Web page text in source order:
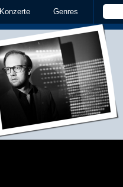
Konzerte Genres